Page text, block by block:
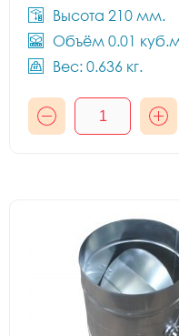
Высота 210 мм.
Объём 0.01
Вес: 0.636 кг.